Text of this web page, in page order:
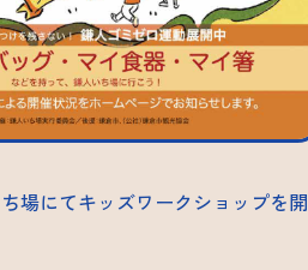
場にてキッズワークショップを開